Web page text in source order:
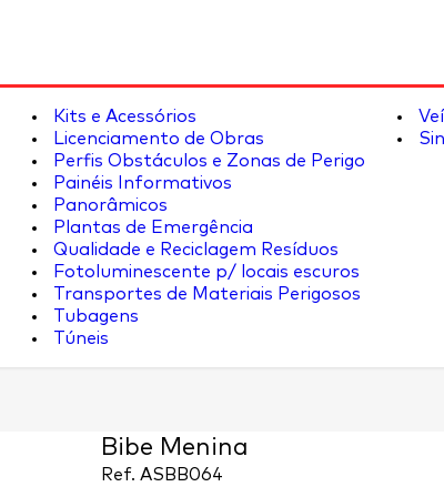
Kits e Acessórios
Licenciamento de Obras
Perfis Obstáculos e Zonas de Perigo
Painéis Informativos
Panorâmicos
Plantas de Emergência
Qualidade e Reciclagem Resíduos
Fotoluminescente p/ locais escuros
Transportes de Materiais Perigosos
Tubagens
Túneis
Bibe Menina
Ref. ASBB064